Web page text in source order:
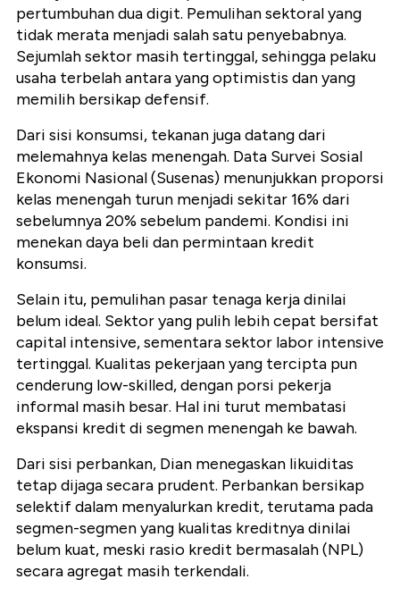
pertumbuhan dua digit. Pemulihan sektoral yang
tidak merata menjadi salah satu penyebabnya.
Sejumlah sektor masih tertinggal, sehingga pelaku
usaha terbelah antara yang optimistis dan yang
memilih bersikap defensif.
Dari sisi konsumsi, tekanan juga datang dari
melemahnya kelas menengah. Data Survei Sosial
Ekonomi Nasional (Susenas) menunjukkan proporsi
kelas menengah turun menjadi sekitar 16% dari
sebelumnya 20% sebelum pandemi. Kondisi ini
menekan daya beli dan permintaan kredit
konsumsi.
Selain itu, pemulihan pasar tenaga kerja dinilai
belum ideal. Sektor yang pulih lebih cepat bersifat
capital intensive, sementara sektor labor intensive
tertinggal. Kualitas pekerjaan yang tercipta pun
cenderung low-skilled, dengan porsi pekerja
informal masih besar. Hal ini turut membatasi
ekspansi kredit di segmen menengah ke bawah.
Dari sisi perbankan, Dian menegaskan likuiditas
tetap dijaga secara prudent. Perbankan bersikap
selektif dalam menyalurkan kredit, terutama pada
segmen-segmen yang kualitas kreditnya dinilai
belum kuat, meski rasio kredit bermasalah (NPL)
secara agregat masih terkendali.